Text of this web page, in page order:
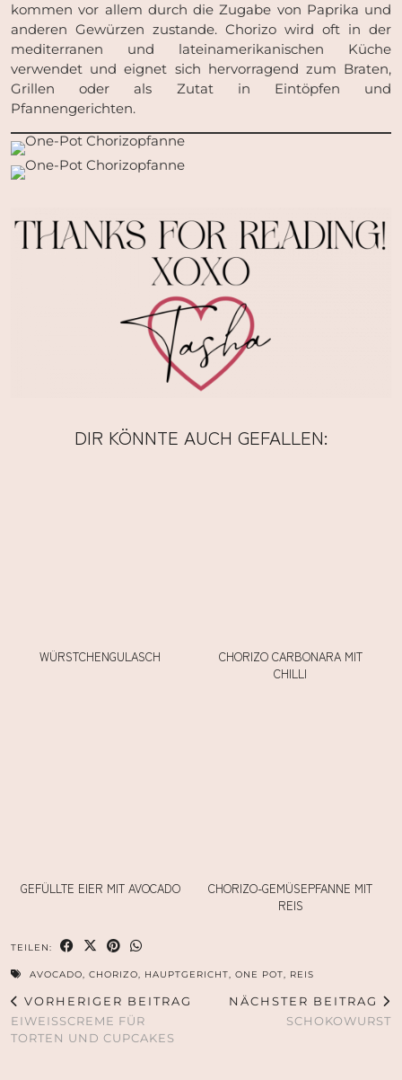
kommen vor allem durch die Zugabe von Paprika und
anderen Gewürzen zustande. Chorizo wird oft in der
mediterranen und lateinamerikanischen Küche
verwendet und eignet sich hervorragend zum Braten,
Grillen oder als Zutat in Eintöpfen und
Pfannengerichten.
DIR KÖNNTE AUCH GEFALLEN:
WÜRSTCHENGULASCH
CHORIZO CARBONARA MIT
CHILLI
GEFÜLLTE EIER MIT AVOCADO
CHORIZO-GEMÜSEPFANNE MIT
REIS
TEILEN:
AVOCADO, CHORIZO, HAUPTGERICHT, ONE POT, REIS
VORHERIGER BEITRAG
EIWEISSCREME FÜR T
ORTEN UND CUPCAKES
NÄCHSTER BEITRAG
SCHOKOWURST